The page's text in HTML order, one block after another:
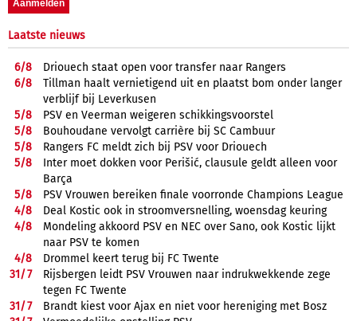
Laatste nieuws
6/8
Driouech staat open voor transfer naar Rangers
6/8
Tillman haalt vernietigend uit en plaatst bom onder langer
verblijf bij Leverkusen
5/8
PSV en Veerman weigeren schikkingsvoorstel
5/8
Bouhoudane vervolgt carrière bij SC Cambuur
5/8
Rangers FC meldt zich bij PSV voor Driouech
5/8
Inter moet dokken voor Perišić, clausule geldt alleen voor
Barça
5/8
PSV Vrouwen bereiken finale voorronde Champions League
4/8
Deal Kostic ook in stroomversnelling, woensdag keuring
4/8
Mondeling akkoord PSV en NEC over Sano, ook Kostic lijkt
naar PSV te komen
4/8
Drommel keert terug bij FC Twente
31/7
Rijsbergen leidt PSV Vrouwen naar indrukwekkende zege
tegen FC Twente
31/7
Brandt kiest voor Ajax en niet voor hereniging met Bosz